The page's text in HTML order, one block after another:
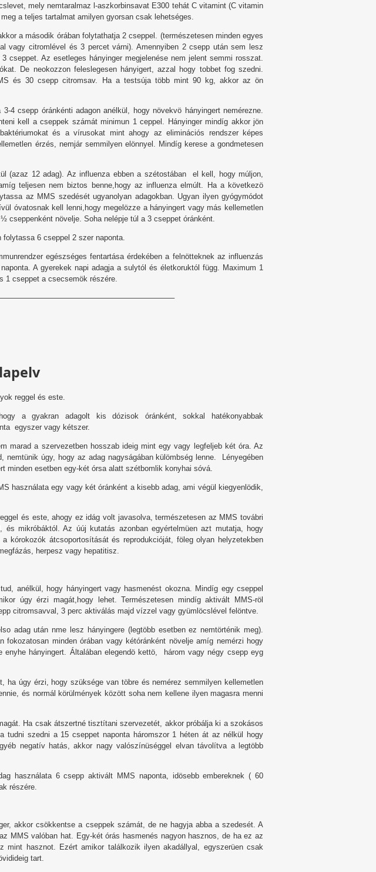
mely nemtaralmaz l-aszkorbinsavat E300 tehát C vitamint (C vitamin
a teljes tartalmat amilyen gyorsan csak lehetséges.
a második órában folytathatja 2 cseppel. (természetesen minden egyes
vagy citromlével és 3 percet várni). Amennyiben 2 csepp után sem lesz
cseppet. Az esetleges hányinger megjelenése nem jelent semmi rosszat.
De neokozzon feleslegesen hányigert, azzal hogy tobbet fog szedni.
és 30 csepp citromsav. Ha a testsúja több mint 90 kg, akkor az ön
4 csepp óránkénti adagon anélkül, hogy növekvö hányingert nemérezne.
kell a cseppek számát minimun 1 ceppel. Hányinger mindíg akkor jön
és a vírusokat mint ahogy az eliminációs rendszer képes
érzés, nemjár semmilyen elönnyel. Mindíg kerese a gondmetesen
(azaz 12 adag). Az influenza ebben a szétostában el kell, hogy múljon,
teljesen nem biztos benne,hogy az influenza elmúlt. Ha a következö
az MMS szedését ugyanolyan adagokban. Ugyan ilyen gyógymódot
óvatosnak kell lenni,hogy megelözze a hányingert vagy más kellemetlen
cseppenként növelje. Soha nelépje túl a 3 cseppet óránként.
6 cseppel 2 szer naponta.
egészséges fentartása érdekében a felnötteknek az influenzás
A gyerekek napi adagja a sulytól és életkoruktól függ. Maximum 1
1 cseppet a csecsemök részére.
reggel és este.
a gyakran adagolt kis dózisok óránként, sokkal hatékonyabbak
egyszer vagy kétszer.
marad a szervezetben hosszab ideig mint egy vagy legfeljeb két óra. Az
úgy, hogy az adag nagyságában külömbség lenne. Lényegében
minden esetben egy-két órsa alatt szétbomlik konyhai sóvá.
használata egy vagy két óránként a kisebb adag, ami végül kiegyenlödik,
és este, ahogy ez idág volt javasolva, természetesen az MMS továbri
mikróbáktól. Az úúj kutatás azonban egyértelmüen azt mutatja, hogy
kórokozók átcsoportosítását és reprodukcióját, föleg olyan helyzetekben
herpesz vagy hepatitisz.
anélkül, hogy hányingert vagy hasmenést okozna. Mindíg egy cseppel
úgy érzi magát,hogy lehet. Természetesen mindíg aktivált MMS-röl
citromsavval, 3 perc aktiválás majd vízzel vagy gyümlöcslével felöntve.
adag után nme lesz hányingere (legtöbb esetben ez nemtörténik meg).
fokozatosan minden órában vagy kétóránként növelje amíg nemérzi hogy
hányingert. Általában elegendö kettö, három vagy négy csepp eyg
ha úgy érzi, hogy szüksége van töbre és nemérez semmilyen kellemetlen
és normál körülmények között soha nem kellene ilyen magasra menni
Ha csak átszertné tisztítani szervezetét, akkor próbálja ki a szokásos
tudni szedni a 15 cseppet naponta háromszor 1 héten át az nélkül hogy
negatív hatás, akkor nagy valószínüséggel elvan távolítva a legtöbb
használata 6 csepp aktivált MMS naponta, idösebb embereknek ( 60
részére.
akkor csökkentse a cseppek számát, de ne hagyja abba a szedesét. A
MMS valóban hat. Egy-két órás hasmenés nagyon hasznos, de ha ez az
hasznot. Ezért amikor találkozik ilyen akadállyal, egyszerüen csak
tart.